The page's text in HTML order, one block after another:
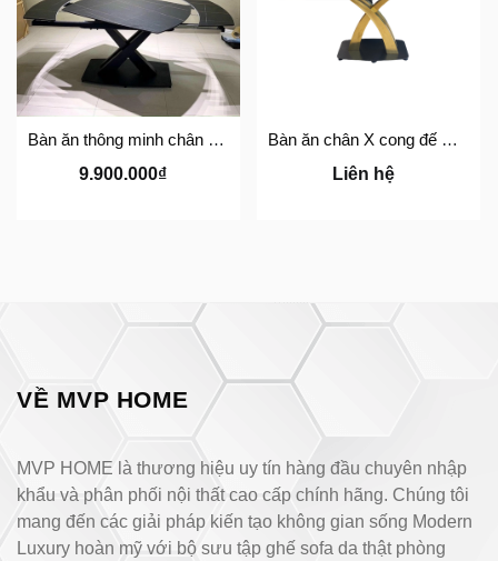
Bàn ăn thông minh chân X - BATMX01
9.900.000₫
Bàn ăn chân X cong đế mạ vàng - BA15
Liên hệ
VỀ MVP HOME
MVP HOME là thương hiệu uy tín hàng đầu chuyên nhập
khẩu và phân phối nội thất cao cấp chính hãng. Chúng tôi
mang đến các giải pháp kiến tạo không gian sống Modern
Luxury hoàn mỹ với bộ sưu tập ghế sofa da thật phòng